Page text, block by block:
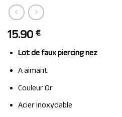
15.90 €
Lot de faux piercing nez
A aimant
Couleur Or
Acier inoxydable